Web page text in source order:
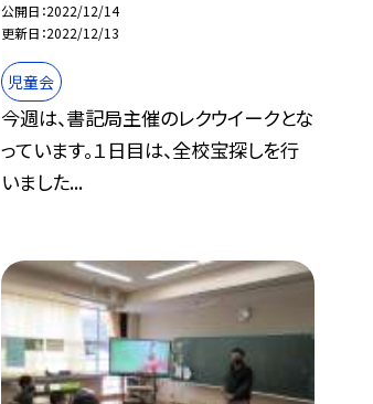
公開日 2022/12/14
更新日 2022/12/13
児童会
今週は、書記局主催のレクウイークとな
っています。１日目は、全校宝探しを行
いました...